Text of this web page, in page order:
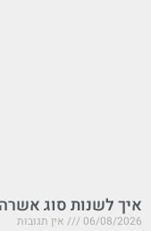
איך לשנות סוג
06/08/2026 אין תגובות